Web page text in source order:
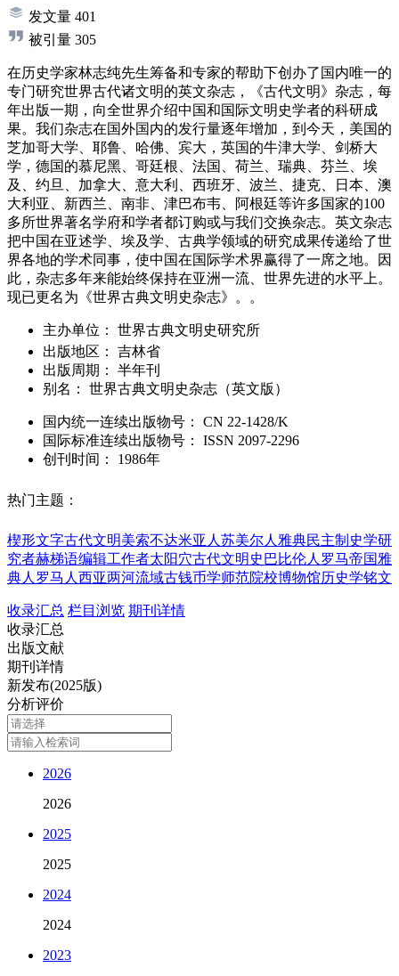
发文量 401
被引量 305
在历史学家林志纯先生筹备和专家的帮助下创办了国内唯一的
专门研究世界古代诸文明的英文杂志，《古代文明》杂志，每
年出版一期，向全世界介绍中国和国际文明史学者的科研成
果。我们杂志在国外国内的发行量逐年增加，到今天，美国的
芝加哥大学、耶鲁、哈佛、宾大，英国的牛津大学、剑桥大
学，德国的慕尼黑、哥廷根、法国、荷兰、瑞典、芬兰、埃
及、约旦、加拿大、意大利、西班牙、波兰、捷克、日本、澳
大利亚、新西兰、南非、津巴布韦、阿根廷等许多国家的100
多所世界著名学府和学者都订购或与我们交换杂志。英文杂志
把中国在亚述学、埃及学、古典学领域的研究成果传递给了世
界各地的学术同事，使中国在国际学术界赢得了一席之地。因
此，杂志多年来能始终保持在亚洲一流、世界先进的水平上。
现已更名为《世界古典文明史杂志》。。
主办单位：
世界古典文明史研究所
出版地区：
吉林省
出版周期：
半年刊
别名：
世界古典文明史杂志（英文版）
国内统一连续出版物号： CN 22-1428/K
国际标准连续出版物号 ： ISSN 2097-2296
创刊时间：
1986年
热门主题：
楔形文字古代文明美索不达米亚人 苏美尔人 雅典民主制 史学研
究者赫梯语编辑工作者太阳穴古代文明史 巴比伦人 罗马帝国雅
典人 罗马人 西亚两河流域古钱币学师范院校博物馆历史学铭文
收录汇总 栏目浏览 期刊详情
收录汇总
出版文献
期刊详情
新发布(2025版)
分析评价
2026
2026
2025
2025
2024
2024
2023